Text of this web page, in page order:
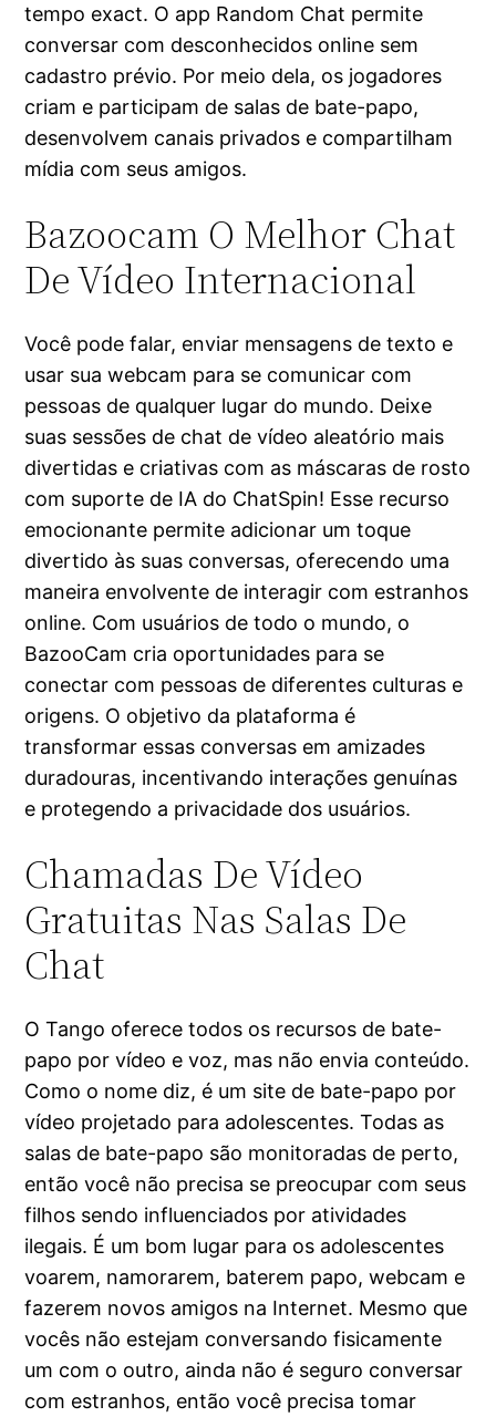
tempo exact. O app Random Chat permite
conversar com desconhecidos online sem
cadastro prévio. Por meio dela, os jogadores
criam e participam de salas de bate-papo,
desenvolvem canais privados e compartilham
mídia com seus amigos.
Bazoocam O Melhor Chat
De Vídeo Internacional
Você pode falar, enviar mensagens de texto e
usar sua webcam para se comunicar com
pessoas de qualquer lugar do mundo. Deixe
suas sessões de chat de vídeo aleatório mais
divertidas e criativas com as máscaras de rosto
com suporte de IA do ChatSpin! Esse recurso
emocionante permite adicionar um toque
divertido às suas conversas, oferecendo uma
maneira envolvente de interagir com estranhos
online. Com usuários de todo o mundo, o
BazooCam cria oportunidades para se
conectar com pessoas de diferentes culturas e
origens. O objetivo da plataforma é
transformar essas conversas em amizades
duradouras, incentivando interações genuínas
e protegendo a privacidade dos usuários.
Chamadas De Vídeo
Gratuitas Nas Salas De
Chat
O Tango oferece todos os recursos de bate-
papo por vídeo e voz, mas não envia conteúdo.
Como o nome diz, é um site de bate-papo por
vídeo projetado para adolescentes. Todas as
salas de bate-papo são monitoradas de perto,
então você não precisa se preocupar com seus
filhos sendo influenciados por atividades
ilegais. É um bom lugar para os adolescentes
voarem, namorarem, baterem papo, webcam e
fazerem novos amigos na Internet. Mesmo que
vocês não estejam conversando fisicamente
um com o outro, ainda não é seguro conversar
com estranhos, então você precisa tomar